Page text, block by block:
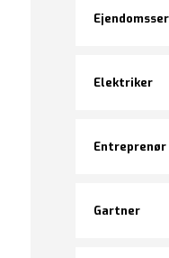
Elektriker
Entreprenør
Gartner